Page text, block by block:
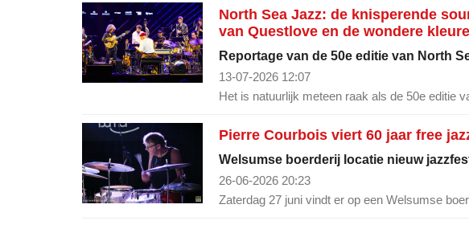
North Sea Jazz: de knisperende
van Questlove en de wondere
Reportage van de 50e editie van North
13-07-2026 12:07
Het is natuurlijk meteen raak als de 50e editie
Pierre Courbois viert 60 jaar free
Welsumse boerderij locatie nieuw
26-06-2026 20:23
Zaterdag 27 juni vindt er op een Welsumse